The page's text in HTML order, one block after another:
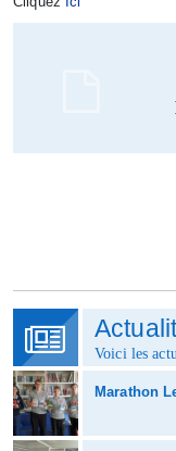
Voici les
Marathon